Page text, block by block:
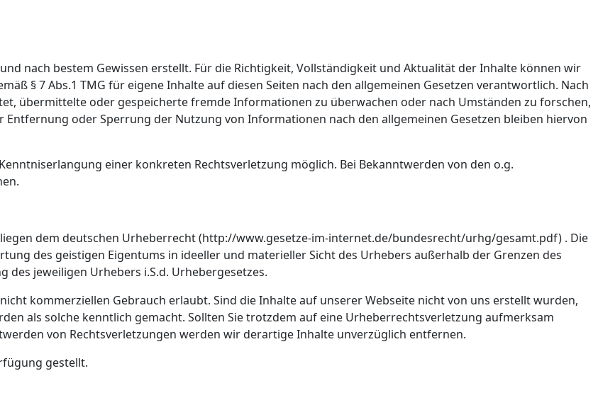
nach bestem Gewissen erstellt. Für die Richtigkeit, Vollständigkeit und Aktualität der Inhalte können wir
§ 7 Abs.1 TMG für eigene Inhalte auf diesen Seiten nach den allgemeinen Gesetzen verantwortlich. Nach
übermittelte oder gespeicherte fremde Informationen zu überwachen oder nach Umständen zu forschen,
oder Sperrung der Nutzung von Informationen nach den allgemeinen Gesetzen bleiben hiervon
einer konkreten Rechtsverletzung möglich. Bei Bekanntwerden von den o.g.
dem deutschen Urheberrecht (http://www.gesetze-im-internet.de/bundesrecht/urhg/gesamt.pdf) . Die
des geistigen Eigentums in ideeller und materieller Sicht des Urhebers außerhalb der Grenzen des
jeweiligen Urhebers i.S.d. Urhebergesetzes.
kommerziellen Gebrauch erlaubt. Sind die Inhalte auf unserer Webseite nicht von uns erstellt wurden,
als solche kenntlich gemacht. Sollten Sie trotzdem auf eine Urheberrechtsverletzung aufmerksam
von Rechtsverletzungen werden wir derartige Inhalte unverzüglich entfernen.
gestellt.